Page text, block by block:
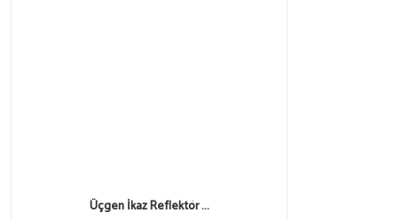
Üçgen İkaz Reflektör ...